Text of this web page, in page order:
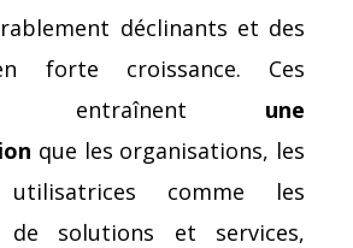
déclinants et des
forte croissance. Ces
entraînent une
que les organisations, les
utilisatrices comme les
de solutions et services,